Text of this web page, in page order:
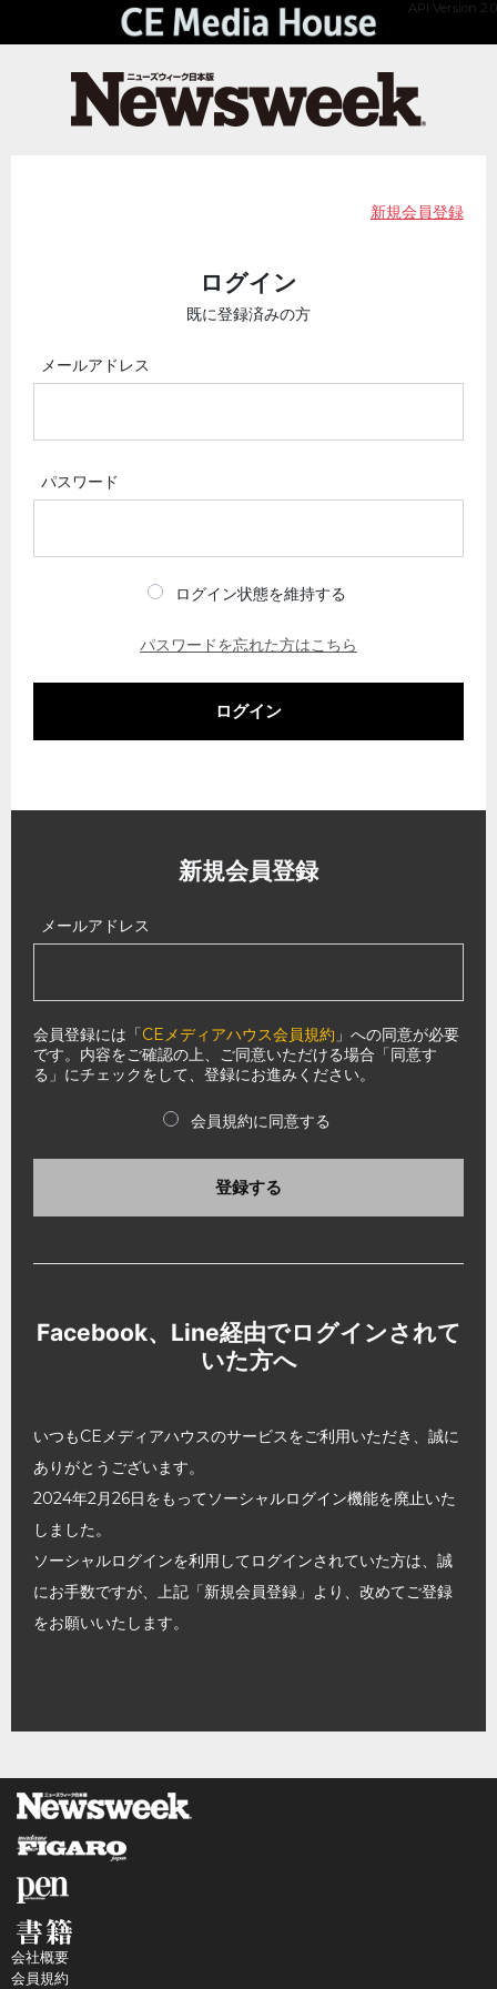
API Version 2.0
新規会員登録
ログイン
既に登録済みの方
メールアドレス
パスワード
ログイン状態を維持する
パスワードを忘れた方はこちら
ログイン
新規会員登録
メールアドレス
会員登録には「CEメディアハウス会員規約 」への同意が必要
です。内容をご確認の上、ご同意いただける場合「同意す
る」にチェックをして、登録にお進みください。
会員規約に同意する
登録する
Facebook、Line経由でログインされて
いた方へ
いつもCEメディアハウスのサービスをご利用いただき、誠に
ありがとうございます。
2024年2月26日をもってソーシャルログイン機能を廃止いた
しました。
ソーシャルログインを利用してログインされていた方は、誠
にお手数ですが、上記「新規会員登録」より、改めてご登録
をお願いいたします。
会社概要
会員規約